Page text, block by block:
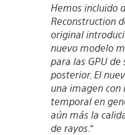
Hemos incluido
Reconstruction
original
nuevo modelo
para las GPU de
posterior. El
una imagen
temporal en
aún más la
de rayos.“